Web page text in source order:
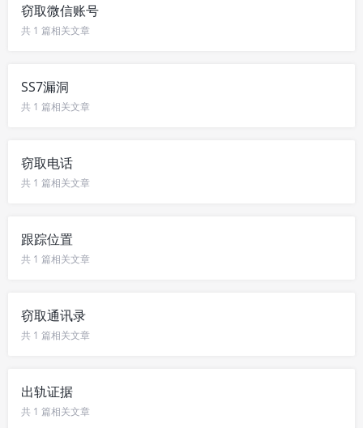
窃取微信账号
共 1 篇相关文章
SS7漏洞
共 1 篇相关文章
窃取电话
共 1 篇相关文章
跟踪位置
共 1 篇相关文章
窃取通讯录
共 1 篇相关文章
出轨证据
共 1 篇相关文章